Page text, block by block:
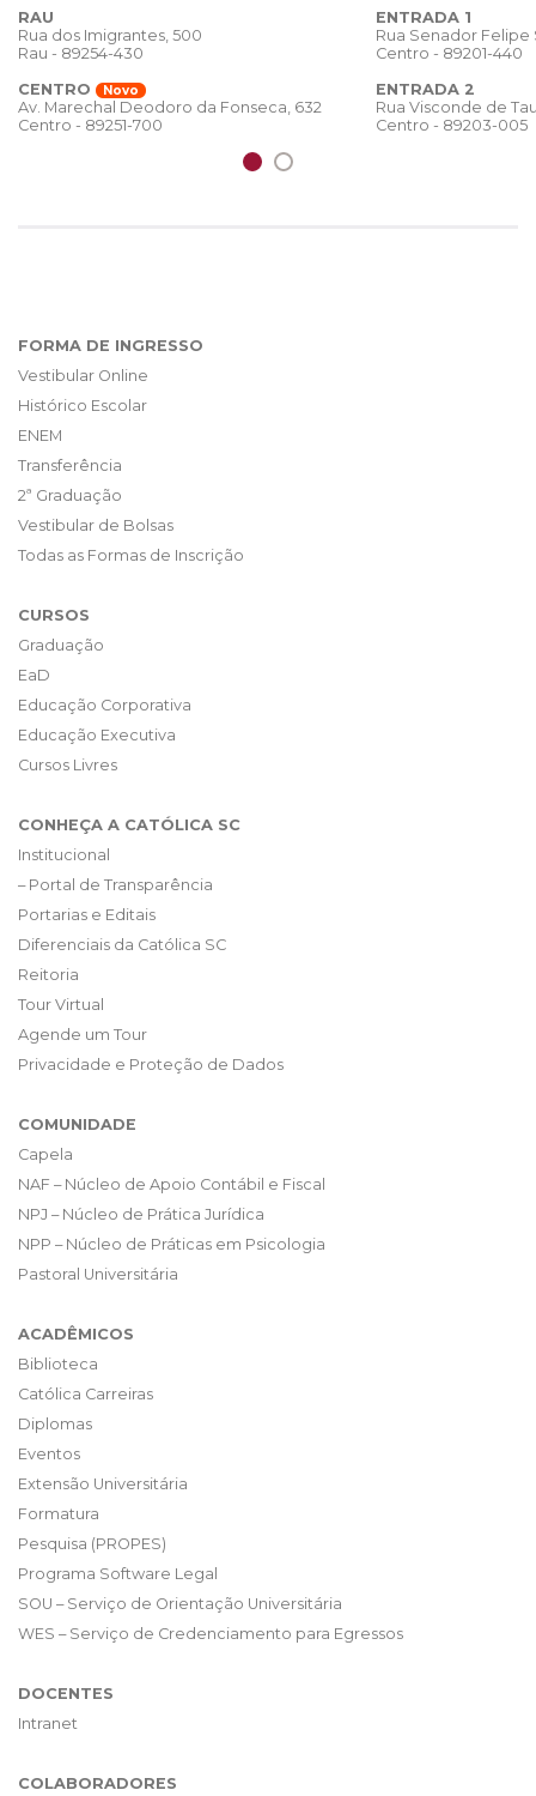
RAU
Rua dos Imigrantes, 500
Rau - 89254-430
CENTRO
Novo
Av. Marechal Deodoro da Fonseca, 632
Centro - 89251-700
ENTRADA 1
Rua Senador
Centro - 89201-440
ENTRADA 2
Rua Visconde de
Centro - 89203-005
FORMA DE INGRESSO
Vestibular Online
Histórico Escolar
ENEM
Transferência
2ª Graduação
Vestibular de Bolsas
Todas as Formas de Inscrição
CURSOS
Graduação
EaD
Educação Corporativa
Educação Executiva
Cursos Livres
CONHEÇA A CATÓLICA SC
Institucional
– Portal de Transparência
Portarias e Editais
Diferenciais da Católica SC
Reitoria
Tour Virtual
Agende um Tour
Privacidade e Proteção de Dados
COMUNIDADE
Capela
NAF – Núcleo de Apoio Contábil e Fiscal
NPJ – Núcleo de Prática Jurídica
NPP – Núcleo de Práticas em Psicologia
Pastoral Universitária
ACADÊMICOS
Biblioteca
Católica Carreiras
Diplomas
Eventos
Extensão Universitária
Formatura
Pesquisa (PROPES)
Programa Software Legal
SOU – Serviço de Orientação Universitária
WES – Serviço de Credenciamento para Egressos
DOCENTES
Intranet
COLABORADORES